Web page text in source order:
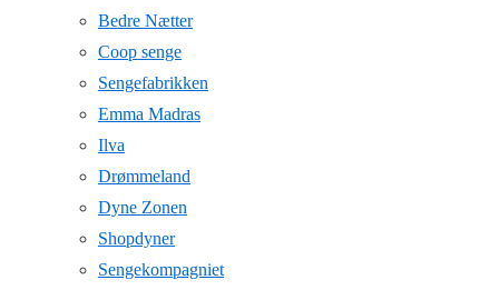
Bedre Nætter
Coop senge
Sengefabrikken
Emma Madras
Ilva
Drømmeland
Dyne Zonen
Shopdyner
Sengekompagniet